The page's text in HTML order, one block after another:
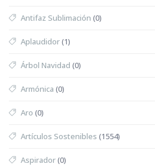
Antifaz Sublimación (0)
Aplaudidor(1)
Árbol Navidad (0)
Armónica (0)
Aro (0)
Artículos Sostenibles (1554)
Aspirador(0)